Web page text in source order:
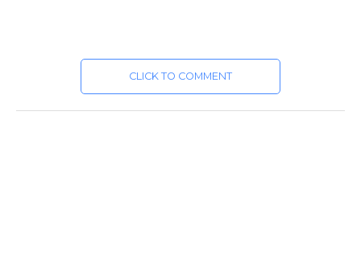
CLICK TO COMMENT